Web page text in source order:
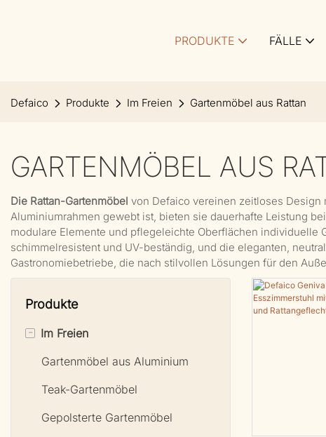
PRODUKTE FÄLLE
Defaico Produkte Im Freien Gartenmöbel aus Rattan
GARTENMÖBEL AUS
Die Rattan-Gartenmöbel von Defaico vereinen zeitloses Design
Aluminiumrahmen gewebt ist, bieten sie dauerhafte Leistung
modulare Elemente und pflegeleichte Oberflächen
schimmelresistent und UV-beständig, und die eleganten,
Gastronomiebetriebe, die nach stilvollen Lösungen für den
Produkte
-
Im Freien
Gartenmöbel aus Aluminium
Teak-Gartenmöbel
Gepolsterte Gartenmöbel